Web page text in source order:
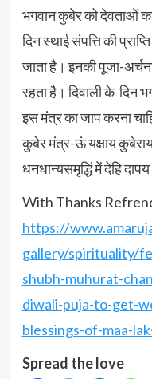
भगवान कुबेर को देवताओं
दिन स्थाई संपत्ति की
जाता है। इनकी पूजा-
रहता है। दिवाली के दिन
इस मंत्र का जाप करना
कुबेर मंत्र-ऊं यक्षाय
धनधान्यसमृद्धिं में देहि
With Thanks
https://
gallery/spirituality/
shubh-muhurat-
diwali-puja-to-get-
blessings-of-maa-
Spread the love